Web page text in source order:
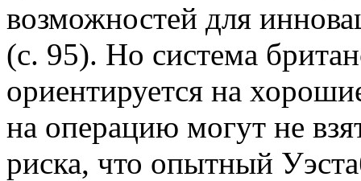
возможностей для
(с. 95). Но система
ориентируется на
на операцию могут не
риска, что опытный